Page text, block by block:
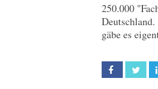
250.000
gäbe es
Facebook